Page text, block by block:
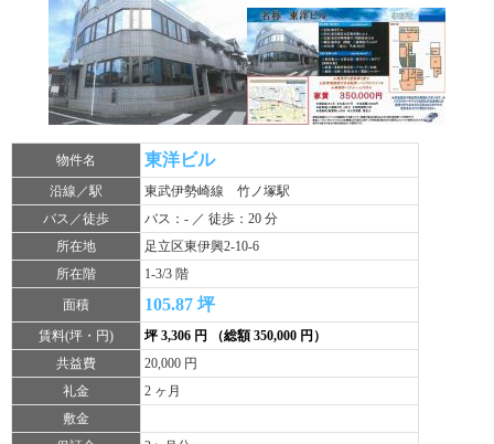
物件名 東洋ビル
沿線／駅
東武伊勢崎線 竹ノ塚駅
バス／徒歩
バス：- ／ 徒歩：20 分
所在地
足立区東伊興2-10-6
所在階
1-3/3 階
面積
105.87 坪
賃料(坪・円)
坪 3,306 円 （総額 350,000 円）
共益費
20,000 円
礼金
2 ヶ月
敷金